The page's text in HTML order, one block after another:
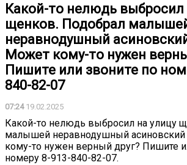
Какой-то нелюдь выбросил
щенков. Подобрал
неравнодушный
Может кому-то нужен
Пишите или звоните по
840-82-07
07:2419.02.2025
Какой-то нелюдь выбросил на улицу
малышей неравнодушный асиновский
кому-то нужен верный друг? Пишите
номеру 8-913-840-82-07.